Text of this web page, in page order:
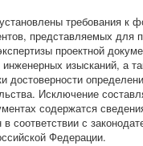
требования к
представляемых для
проектной
инженерных изысканий, а
достоверности
Исключение
содержатся
соответствии с
Федерации.